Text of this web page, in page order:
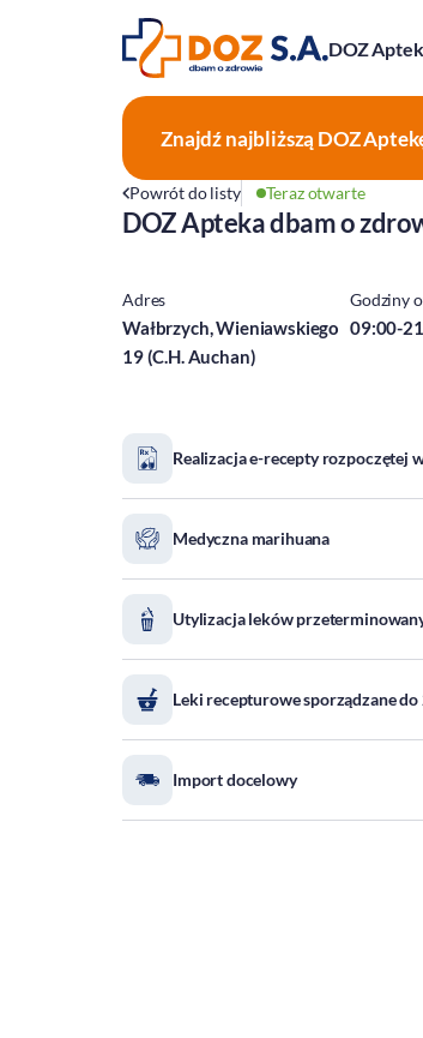
DOZ
Znajdź najbliższą DOZ
Powrót do listy Teraz otwarte
DOZ Apteka dbam o
Adres
Wałbrzych, Wieniawskiego
19 (C.H. Auchan)
Godziny
09:00-
Realizacja e-recepty rozpoczętej
Medyczna marihuana
Utylizacja leków
Leki recepturowe sporządzane do
Import docelowy